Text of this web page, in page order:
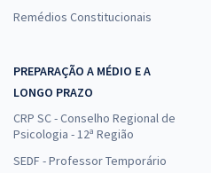
Remédios Constitucionais
PREPARAÇÃO A MÉDIO E A
LONGO PRAZO
CRP SC - Conselho Regional de
Psicologia - 12ª Região
SEDF - Professor Temporário